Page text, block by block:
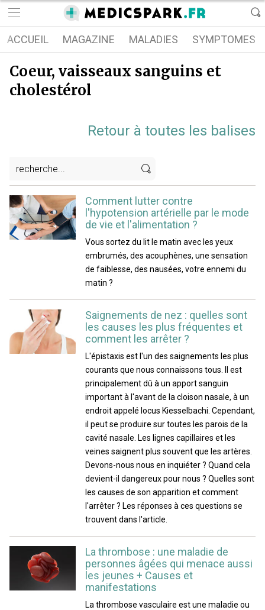
ACCUEIL MAGAZINE MALADIES SYMPTOMES
Coeur, vaisseaux sanguins et
cholestérol
Retour à toutes les balises
Comment lutter contre
l'hypotension artérielle par le mode
de vie et l'alimentation ?
Vous sortez du lit le matin avec les yeux
embrumés, des acouphènes, une sensation
de faiblesse, des nausées, votre ennemi du
matin ?
Saignements de nez : quelles sont
les causes les plus fréquentes et
comment les arrêter ?
L'épistaxis est l'un des saignements les plus
courants que nous connaissons tous. Il est
principalement dû à un apport sanguin
important à l'avant de la cloison nasale, à un
endroit appelé locus Kiesselbachi. Cependant,
il peut se produire sur toutes les parois de la
cavité nasale. Les lignes capillaires et les
veines saignent plus souvent que les artères.
Devons-nous nous en inquiéter ? Quand cela
devient-il dangereux pour nous ? Quelles sont
les causes de son apparition et comment
l'arrêter ? Les réponses à ces questions se
trouvent dans l'article.
La thrombose : une maladie de
personnes âgées qui menace aussi
les jeunes + Causes et
manifestations
La thrombose vasculaire est une maladie ou